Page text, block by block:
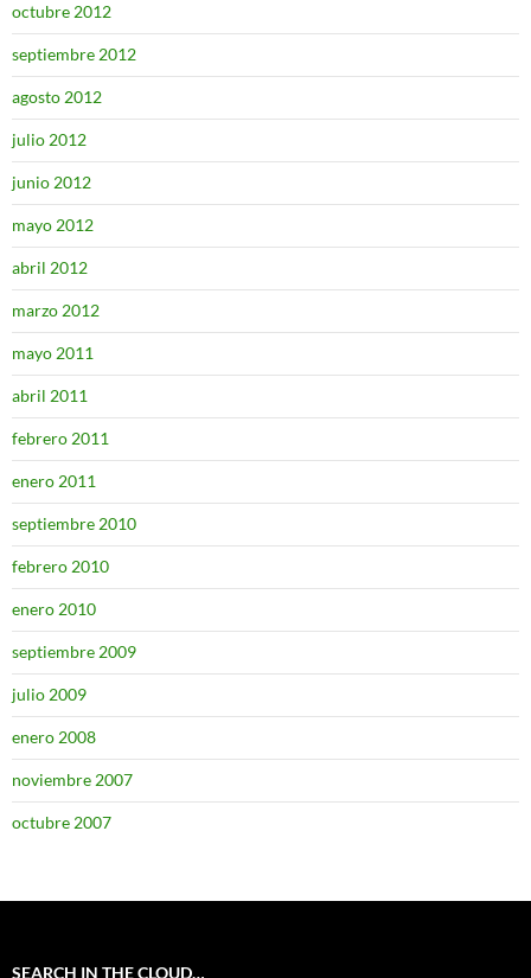
octubre 2012
septiembre 2012
agosto 2012
julio 2012
junio 2012
mayo 2012
abril 2012
marzo 2012
mayo 2011
abril 2011
febrero 2011
enero 2011
septiembre 2010
febrero 2010
enero 2010
septiembre 2009
julio 2009
enero 2008
noviembre 2007
octubre 2007
SEARCH IN THE CLOUD…